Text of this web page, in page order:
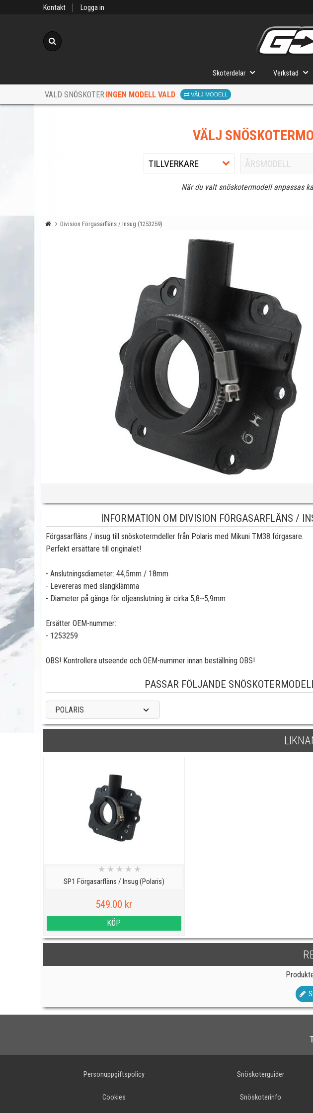
Kontakt Logga in
Skoterdelar Verkstad
VALD SNÖSKOTER:INGEN MODELL VALD VÄLJ MODELL
VÄLJ
När du valt snöskotermodell anpassas
Division Förgasarfläns / Insug (1253259)
INFORMATION OM DIVISION FÖRGASARFLÄNS /
Förgasarfläns / insug till snöskotermdeller från Polaris med Mikuni TM38 förgasare.
Perfekt ersättare till originalet!
- Anslutningsdiameter: 44,5mm / 18mm
- Levereras med slangklämma
- Diameter på gänga för oljeanslutning är cirka 5,8~5,9mm
Ersätter OEM-nummer:
- 1253259
OBS! Kontrollera utseende och OEM-nummer innan beställning OBS!
PASSAR FÖLJANDE
POLARIS
SP1 Förgasarfläns / Insug (Polaris)
★ ★ ★ ★ ★
549.00 kr
KÖP
Personuppgiftspolicy
Cookies
Snöskoterguider
Snöskoterinfo